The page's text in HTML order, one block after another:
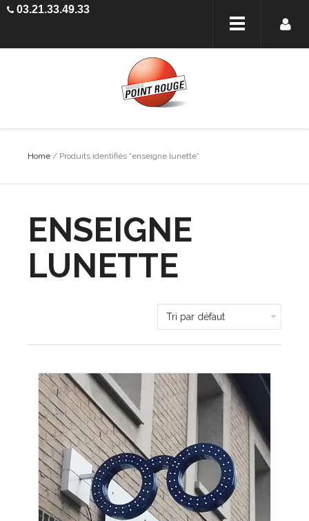
03.21.33.49.33
Home / Produits identifiés “enseigne lunette”
ENSEIGNE
LUNETTE